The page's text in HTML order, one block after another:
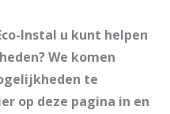
Instal u kunt helpen
We komen
te
op deze pagina in en